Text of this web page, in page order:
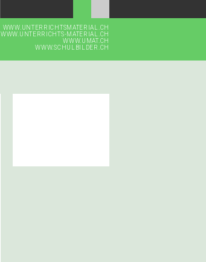
WWW.UNTERRICHTSMATERIAL.CH
WWW.UNTERRICHTS-MATERIAL.CH
WWW.UMAT.CH
WWW.SCHULBILDER.CH